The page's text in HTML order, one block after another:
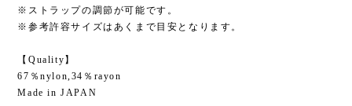
※ストラップの調節が可能です。
※参考許容サイズはあくまで目安となります。
【Quality】
67％nylon,34％rayon
Made in JAPAN